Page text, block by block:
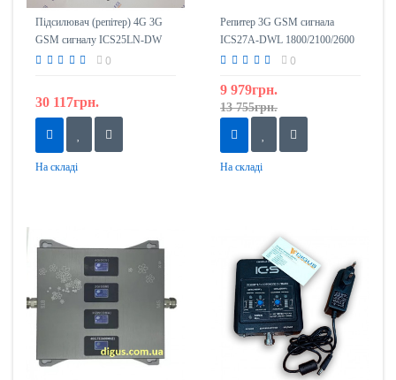
Підсилювач (репітер) 4G 3G
GSM сигналу ICS25LN-DW
1800/2100
0
30 117грн.
На складі
Репитер 3G GSM сигнала
ICS27A-DWL 1800/2100/2600
0
9 979грн.
13 755грн.
На складі